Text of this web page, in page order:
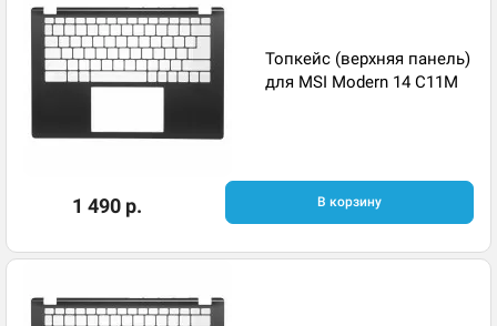
Топкейс (верхняя панель)
для MSI Modern 14 C11M
1 490 р. В корзину